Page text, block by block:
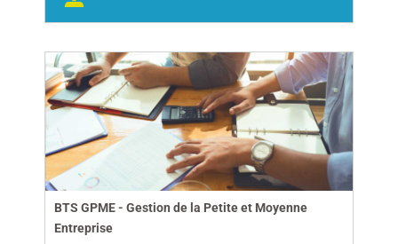
BTS GPME - Gestion de la Petite et Moyenne
Entreprise